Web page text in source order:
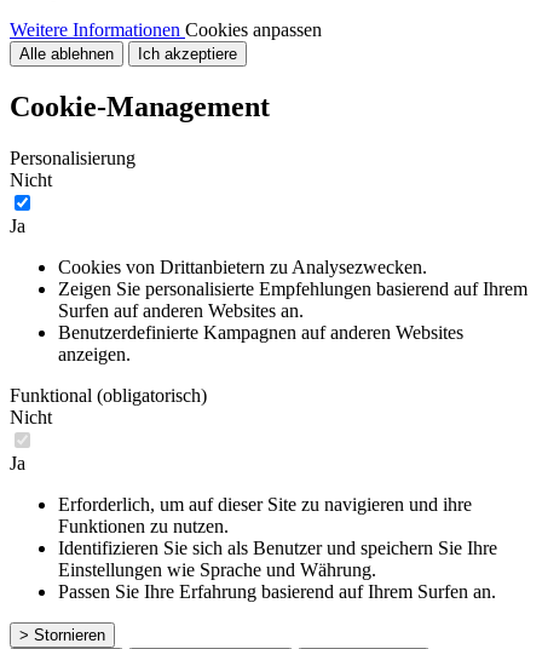
Weitere Informationen Cookies anpassen
Alle ablehnen Ich akzeptiere
Cookie-Management
Personalisierung
Nicht
Ja
Cookies von Drittanbietern zu Analysezwecken.
Zeigen Sie personalisierte Empfehlungen basierend auf Ihrem
Surfen auf anderen Websites an.
Benutzerdefinierte Kampagnen auf anderen Websites
anzeigen.
Funktional (obligatorisch)
Nicht
Ja
Erforderlich, um auf dieser Site zu navigieren und ihre
Funktionen zu nutzen.
Identifizieren Sie sich als Benutzer und speichern Sie Ihre
Einstellungen wie Sprache und Währung.
Passen Sie Ihre Erfahrung basierend auf Ihrem Surfen an.
> Stornieren